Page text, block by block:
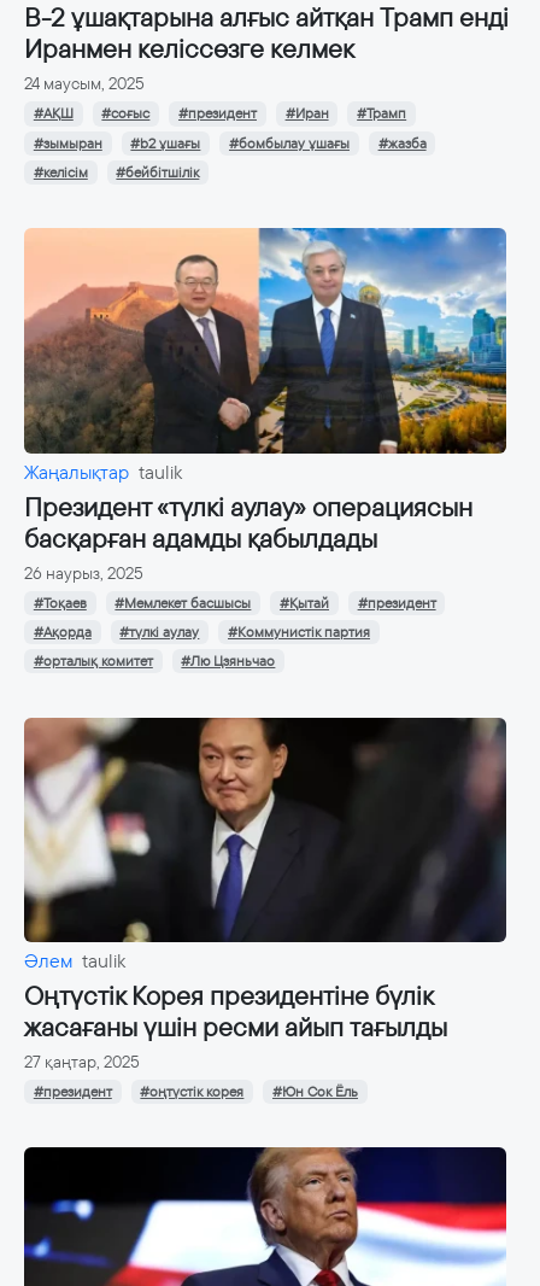
B-2 ұшақтарына алғыс айтқан Трамп енді
Иранмен келіссөзге келмек
24 маусым, 2025
#АҚШ #соғыс #президент #Иран
#Трамп
#зымыран
#b2 ұшағы #бомбылау ұшағы
#жазба
#келісім
#бейбітшілік
Жаңалықтар taulik
Президент «түлкі аулау» операциясын
басқарған адамды қабылдады
26 наурыз, 2025
#Тоқаев #Мемлекет басшысы #Қытай
#президент
#Ақорда
#түлкі аулау
#Коммунистік партия
#орталық комитет
#Лю Цзяньчао
Әлем taulik
Оңтүстік Корея президентіне бүлік
жасағаны үшін ресми айып тағылды
27 қаңтар, 2025
#президент #оңтүстік корея #Юн Сок Ёль